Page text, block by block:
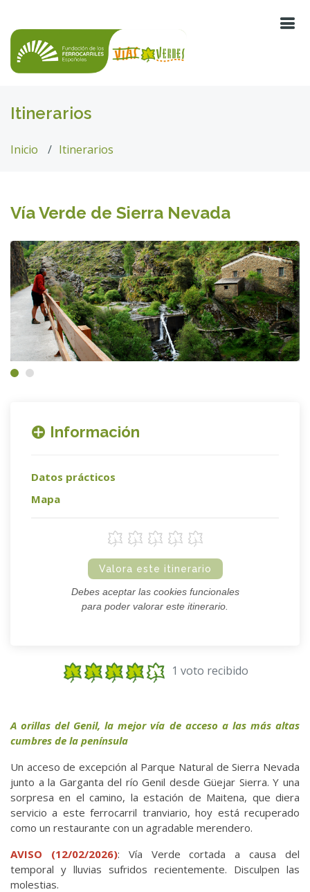
Itinerarios
Inicio Itinerarios
Vía Verde de Sierra Nevada
Información
Datos prácticos
Mapa
Valora este itinerario
Debes aceptar las cookies funcionales
para poder valorar este itinerario.
1 voto recibido
A orillas del Genil, la mejor vía de acceso a las más altas
cumbres de la península
Un acceso de excepción al Parque Natural de Sierra Nevada
junto a la Garganta del río Genil desde Güejar Sierra. Y una
sorpresa en el camino, la estación de Maitena, que diera
servicio a este ferrocarril tranviario, hoy está recuperado
como un restaurante con un agradable merendero.
AVISO (12/02/2026): Vía Verde cortada a causa del
temporal y lluvias sufridos recientemente. Disculpen las
molestias.